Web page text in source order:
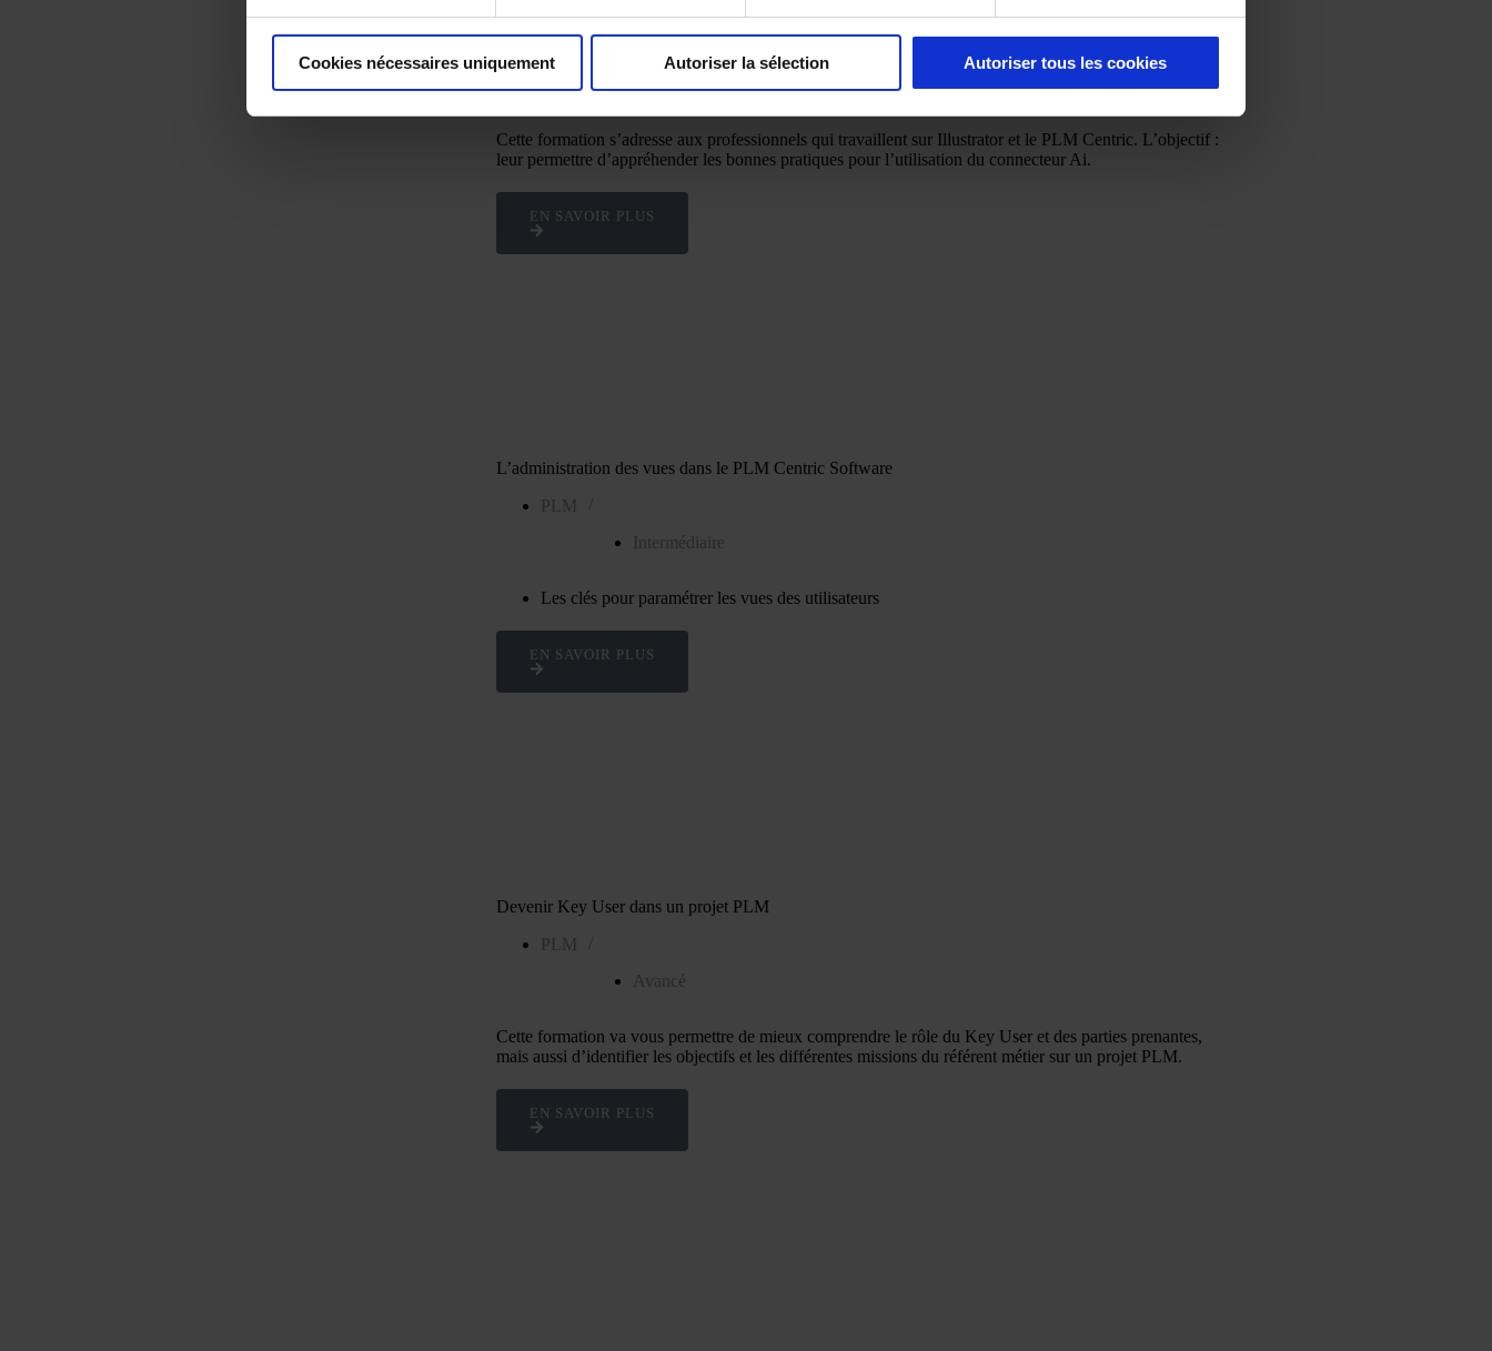
Cookies nécessaires uniquement Autoriser la sélection Autoriser tous les cookies
PLM
Cette formation s’adresse aux professionnels qui travaillent sur Illustrator et le PLM Centric. L’objectif :
leur permettre d’appréhender les bonnes pratiques pour l’utilisation du connecteur Ai.
EN SAVOIR PLUS
L’administration des vues dans le PLM Centric Software
PLM
Intermédiaire
Les clés pour paramétrer les vues des utilisateurs
EN SAVOIR PLUS
Devenir Key User dans un projet PLM
PLM
Avancé
Cette formation va vous permettre de mieux comprendre le rôle du Key User et des parties prenantes,
mais aussi d’identifier les objectifs et les différentes missions du référent métier sur un projet PLM.
EN SAVOIR PLUS